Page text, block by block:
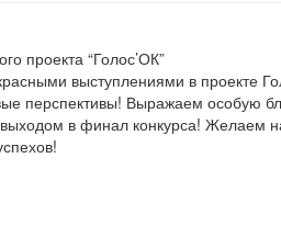
проекта “Голос’ОК”
выступлениями в проекте
перспективы! Выражаем особую
в финал конкурса! Желаем